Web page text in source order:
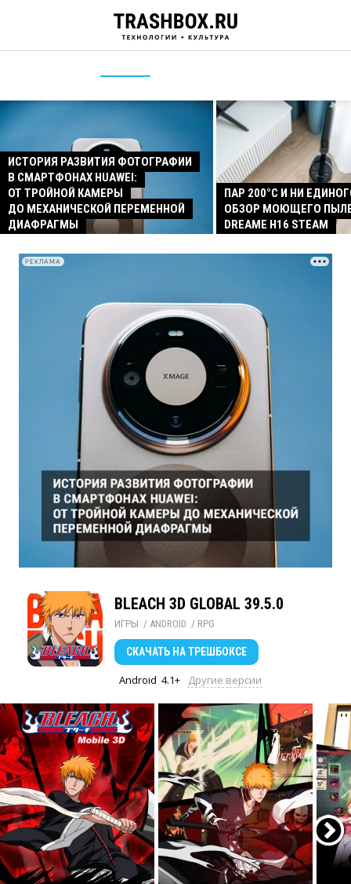
ИСТОРИЯ РАЗВИТИЯ ФОТОГРАФИИ
В СМАРТФОНАХ HUAWEI:
ОТ ТРОЙНОЙ КАМЕРЫ
ДО МЕХАНИЧЕСКОЙ ПЕРЕМЕННОЙ
ДИАФРАГМЫ
ПАР 200°C И НИ
ОБЗОР МОЮЩЕГО
DREAME H16 STEAM
РЕКЛАМА
BLEACH 3D GLOBAL 39.5.0
ИГРЫ / ANDROID / RPG
СКАЧАТЬ НА ТРЕШБОКСЕ
Android 4.1+ Другие версии